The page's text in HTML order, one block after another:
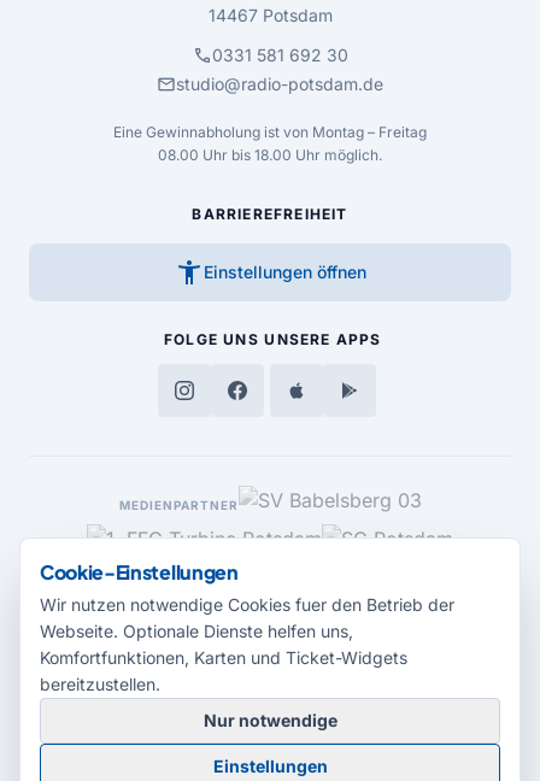
14467 Potsdam
call0331 581 692 30
mailstudio@radio-potsdam.de
Eine Gewinnabholung ist von Montag – Freitag
08.00 Uhr bis 18.00 Uhr möglich.
BARRIEREFREIHEIT
accessibility_new Einstellungen öffnen
FOLGE UNS UNSERE APPS
MEDIENPARTNER
© 2026 Radio Potsdam. Webseite entwickelt durch dieMedienagentur
Babelsberg
Cookie-Einstellungen
Wir nutzen notwendige Cookies fuer den Betrieb der
Webseite. Optionale Dienste helfen uns,
Komfortfunktionen, Karten und Ticket-Widgets
bereitzustellen.
Nur notwendige
Einstellungen